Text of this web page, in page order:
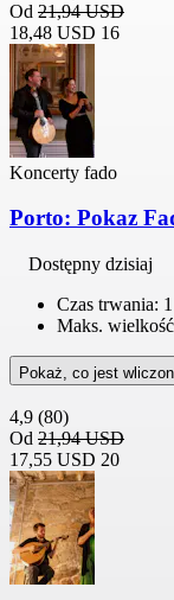
Od 21,94 USD
18,48 USD 16
Koncerty fado
Porto: Pokaz
Dostępny dzisiaj
Czas trwania:
Maks.
Pokaż, co jest
4,9 (80)
Od 21,94 USD
17,55 USD 20